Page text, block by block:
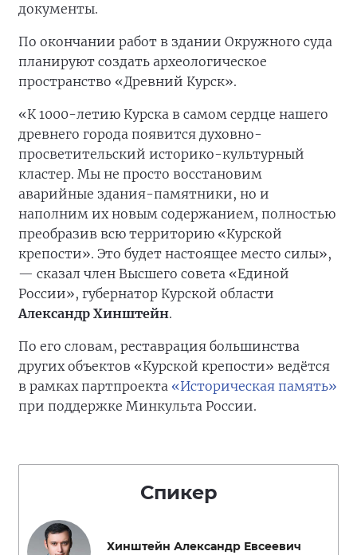
документы.
По окончании работ в здании Окружного суда
планируют создать археологическое
пространство «Древний Курск».
«К 1000-летию Курска в самом сердце нашего
древнего города появится духовно-
просветительский историко-культурный
кластер. Мы не просто восстановим
аварийные здания-памятники, но и
наполним их новым содержанием, полностью
преобразив всю территорию «Курской
крепости». Это будет настоящее место силы»,
— сказал член Высшего совета «Единой
России», губернатор Курской области
Александр Хинштейн.
По его словам, реставрация большинства
других объектов «Курской крепости» ведётся
в рамках партпроекта «Историческая память»
при поддержке Минкульта России.
Спикер
Хинштейн Александр Евсеевич